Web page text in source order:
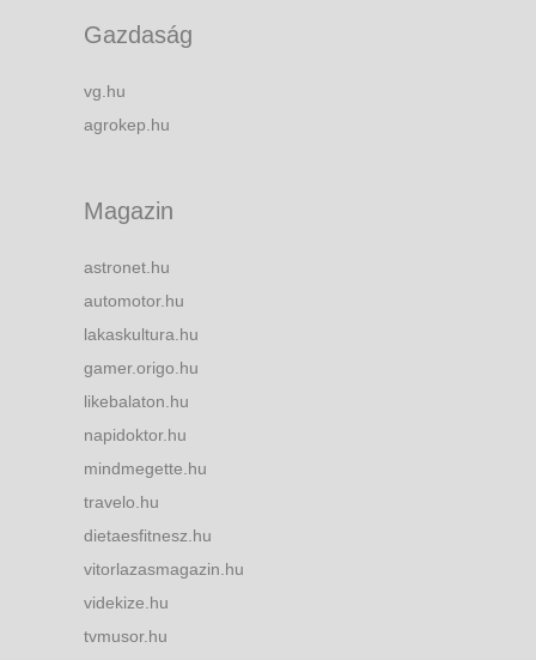
Gazdaság
vg.hu
agrokep.hu
Magazin
astronet.hu
automotor.hu
lakaskultura.hu
gamer.origo.hu
likebalaton.hu
napidoktor.hu
mindmegette.hu
travelo.hu
dietaesfitnesz.hu
vitorlazasmagazin.hu
videkize.hu
tvmusor.hu